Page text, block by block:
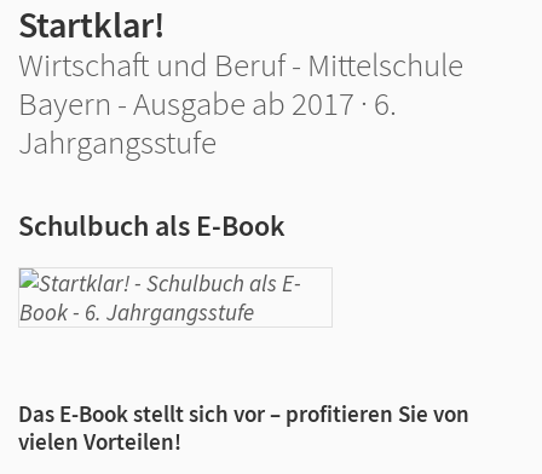
Startklar!
Wirtschaft und Beruf - Mittelschule
Bayern - Ausgabe ab 2017 · 6.
Jahrgangsstufe
Schulbuch als E-Book
Das E-Book stellt sich vor – profitieren Sie von
vielen Vorteilen!